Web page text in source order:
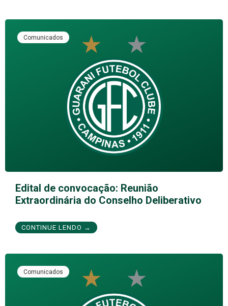
Comunicados
Edital de convocação: Reunião
Extraordinária do Conselho Deliberativo
CONTINUE LENDO →
Comunicados